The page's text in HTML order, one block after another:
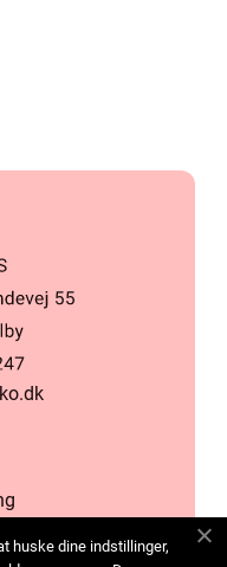
huske dine indstillinger,